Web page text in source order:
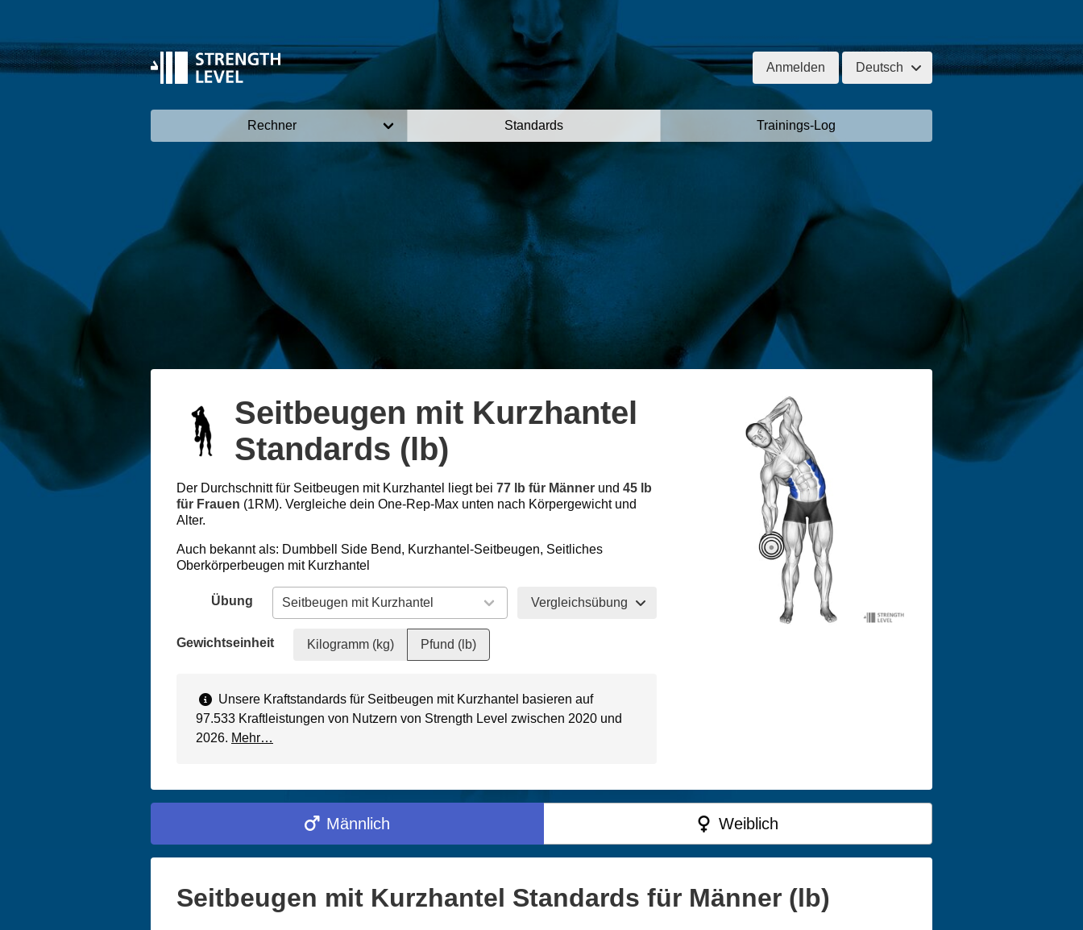
Anmelden Deutsch
Rechner Standards Trainings-Log
Seitbeugen mit Kurzhantel
Standards (lb)
Der Durchschnitt für Seitbeugen mit Kurzhantel liegt bei 77 lb für Männer und 45 lb
für Frauen (1RM). Vergleiche dein One-Rep-Max unten nach Körpergewicht und
Alter.
Auch bekannt als: Dumbbell Side Bend, Kurzhantel-Seitbeugen, Seitliches
Oberkörperbeugen mit Kurzhantel
Übung Vergleichsübung
Gewichtseinheit Kilogramm (kg) Pfund (lb)
Unsere Kraftstandards für Seitbeugen mit Kurzhantel basieren auf
97.533 Kraftleistungen von Nutzern von Strength Level zwischen 2020 und
2026. Mehr…
Männlich Weiblich
Seitbeugen mit Kurzhantel Standards für Männer (lb)